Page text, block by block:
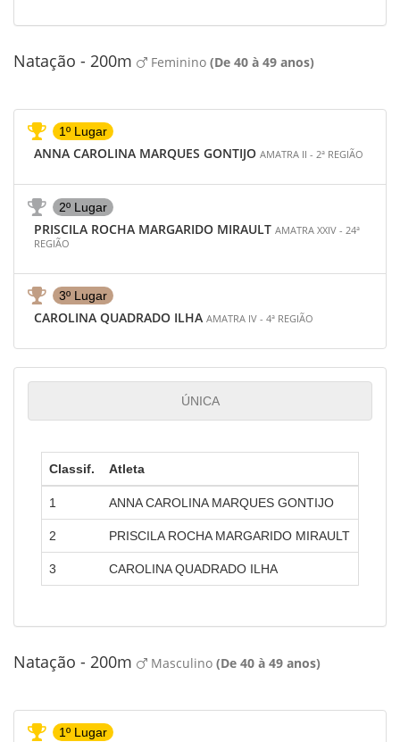
Natação - 200m Feminino (De 40 à 49 anos)
1º Lugar
ANNA CAROLINA MARQUES GONTIJO AMATRA II - 2ª REGIÃO
2º Lugar
PRISCILA ROCHA MARGARIDO MIRAULT AMATRA XXIV - 24ª
REGIÃO
3º Lugar
CAROLINA QUADRADO ILHA AMATRA IV - 4ª REGIÃO
ÚNICA
Classif. Atleta
1 ANNA CAROLINA MARQUES GONTIJO
2 PRISCILA ROCHA MARGARIDO MIRAULT
3 CAROLINA QUADRADO ILHA
Natação - 200m Masculino (De 40 à 49 anos)
1º Lugar